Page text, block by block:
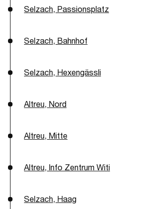
Selzach, Passionsplatz
Selzach, Bahnhof
Selzach, Hexengässli
Altreu, Nord
Altreu, Mitte
Altreu, Info Zentrum Witi
Selzach, Haag